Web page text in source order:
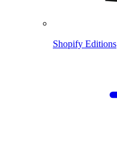
Shopify Editions